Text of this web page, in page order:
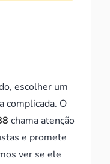
escolher um
complicada. O
chama atenção
e promete
ver se ele